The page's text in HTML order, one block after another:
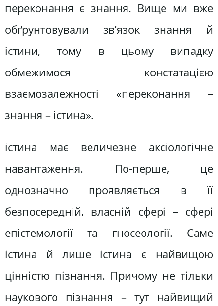
переконання є знання. Вище ми вже
обґрунтовували зв’язок знання й
істини, тому в цьому випадку
обмежимося констатацією
взаємозалежності «переконання –
знання – істина».
істина має величезне аксіологічне
навантаження. По-перше, це
однозначно проявляється в її
безпосередній, власній сфері – сфері
епістемології та гносеології. Саме
істина й лише істина є найвищою
цінністю пізнання. Причому не тільки
наукового пізнання – тут найвищий